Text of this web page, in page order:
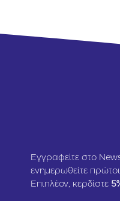
Εγγραφείτε στο
ενημερωθείτε
Επιπλέον, κερδίστε 5